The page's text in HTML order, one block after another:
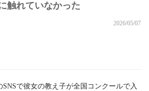
触れていなかった
2026/05/07
で彼女の教え子が全国コンクールで入